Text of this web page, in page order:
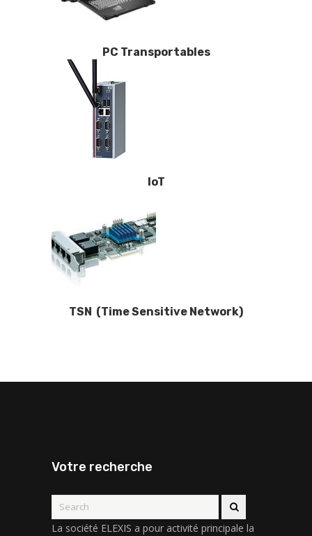
PC Transportables
IoT
TSN (Time Sensitive Network)
Votre recherche
La société ELEXIS a pour activité principale la